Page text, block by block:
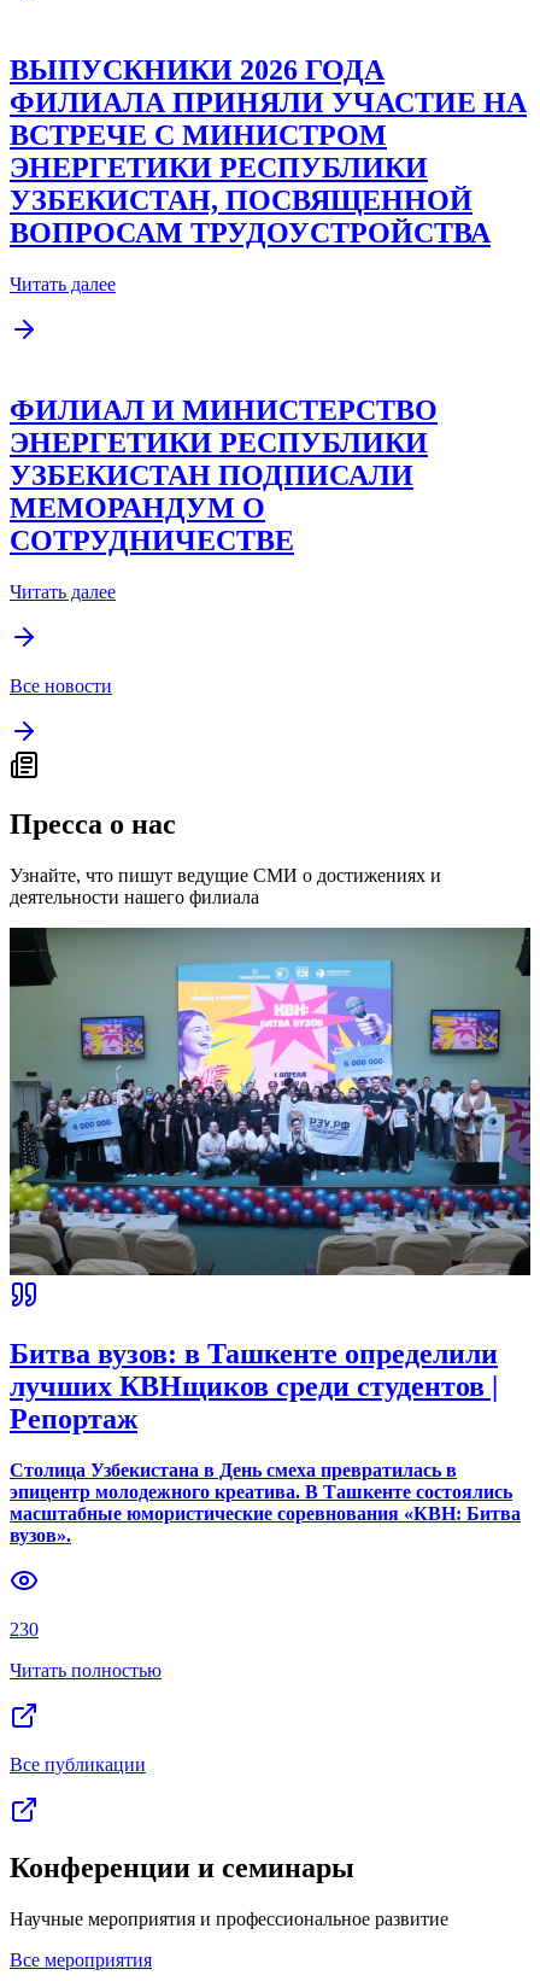
ДУХОВНОЕ НАСЛЕДИЕ
УЗБЕКИСТАНА: СТУДЕНТЫ И
РАБОТНИКИ ФИЛИАЛА
ПОСЕТИЛИ ЦЕНТР ИСЛАМСКОЙ
ЦИВИЛИЗАЦИИ
Читать далее
ВЫПУСКНИКИ 2026 ГОДА
ФИЛИАЛА ПРИНЯЛИ УЧАСТИЕ НА
ВСТРЕЧЕ С МИНИСТРОМ
ЭНЕРГЕТИКИ РЕСПУБЛИКИ
УЗБЕКИСТАН, ПОСВЯЩЕННОЙ
ВОПРОСАМ ТРУДОУСТРОЙСТВА
ФИЛИАЛ И МИНИСТЕРСТВО
ЭНЕРГЕТИКИ РЕСПУБЛИКИ
МЕМОРАНДУМ О
СОТРУДНИЧЕСТВЕ
Все новости
Пресса о нас
Узнайте, что пишут ведущие СМИ о достижениях и
деятельности нашего филиала
Битва вузов: в Ташкенте определили
лучших КВНщиков среди студентов |
Столица Узбекистана в День смеха превратилась в
эпицентр молодежного креатива. В Ташкенте состоялись
вузов».
230